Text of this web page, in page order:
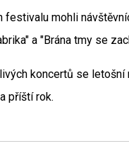
festivalu mohli
a "Brána tmy se
koncertů se
příští rok.